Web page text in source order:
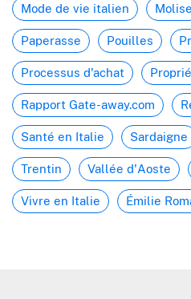
Mode de vie italien Molise
Paperasse Pouilles
Processus d'achat
Rapport Gate-away.com
Santé en Italie Sardaigne
Trentin Vallée d'Aoste
Vivre en Italie Émilie